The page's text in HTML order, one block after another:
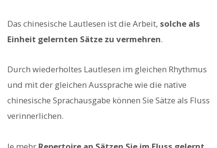
Das chinesische Lautlesen ist die Arbeit, solche als
Einheit gelernten Sätze zu vermehren.
Durch wiederholtes Lautlesen im gleichen Rhythmus
und mit der gleichen Aussprache wie die native
chinesische Sprachausgabe können Sie Sätze als Fluss
verinnerlichen.